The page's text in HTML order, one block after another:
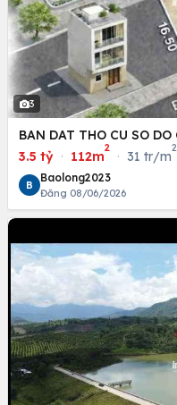
3
BAN DAT THO CU SO
3.5 tỷ · 112m
2
· 31 tr/m
2
B
Baolong2023
Đăng 08/06/2026